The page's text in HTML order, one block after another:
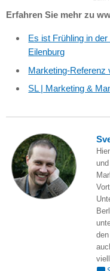
Erfahren Sie mehr zu
Es ist Frühling in
Eilenburg
Marketing-Referenz
SL | Marketing &